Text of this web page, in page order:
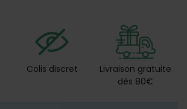
Colis discret
Livraison gratuite
dès 80€